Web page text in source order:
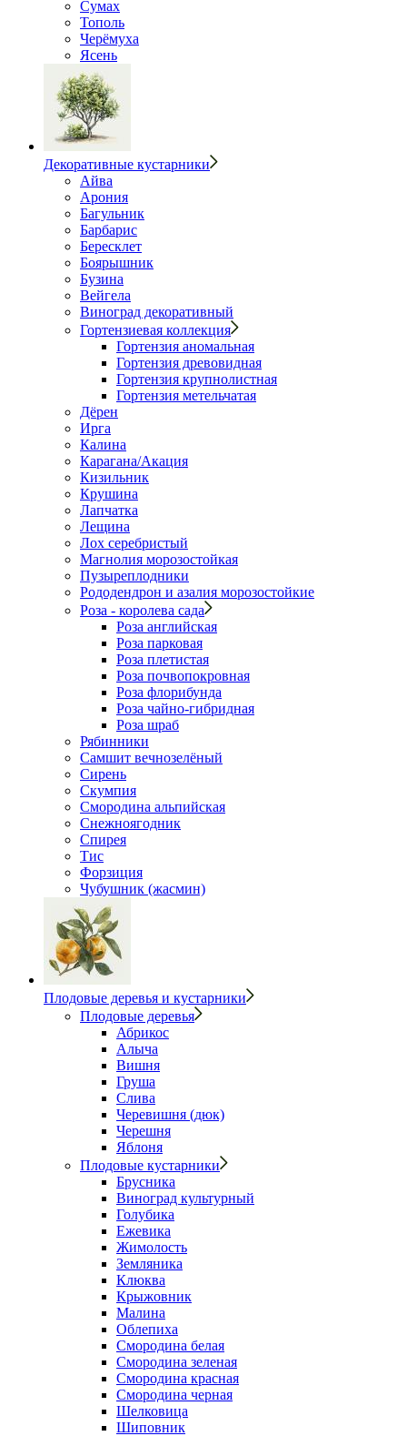
Сумах
Тополь
Черёмуха
Ясень
Декоративные кустарники
Айва
Арония
Багульник
Барбарис
Бересклет
Боярышник
Бузина
Вейгела
Виноград декоративный
Гортензиевая коллекция
Гортензия аномальная
Гортензия древовидная
Гортензия крупнолистная
Гортензия метельчатая
Дёрен
Ирга
Калина
Карагана/Акация
Кизильник
Крушина
Лапчатка
Лещина
Лох серебристый
Магнолия морозостойкая
Пузыреплодники
Рододендрон и азалия морозостойкие
Роза - королева сада
Роза английская
Роза парковая
Роза плетистая
Роза почвопокровная
Роза флорибунда
Роза чайно-гибридная
Роза шраб
Рябинники
Самшит вечнозелёный
Сирень
Скумпия
Смородина альпийская
Снежноягодник
Спирея
Тис
Форзиция
Чубушник (жасмин)
Плодовые деревья и кустарники
Плодовые деревья
Абрикос
Алыча
Вишня
Груша
Слива
Черевишня (дюк)
Черешня
Яблоня
Плодовые кустарники
Брусника
Виноград культурный
Голубика
Ежевика
Жимолость
Земляника
Клюква
Крыжовник
Малина
Облепиха
Смородина белая
Смородина зеленая
Смородина красная
Смородина черная
Шелковица
Шиповник